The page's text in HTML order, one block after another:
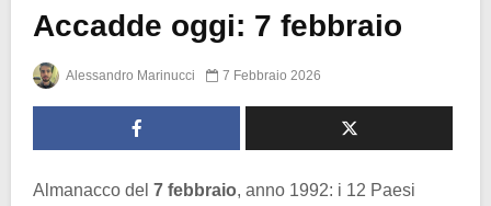
Accadde oggi: 7 febbraio
Alessandro Marinucci 7 Febbraio 2026
Almanacco del 7 febbraio, anno 1992: i 12 Paesi